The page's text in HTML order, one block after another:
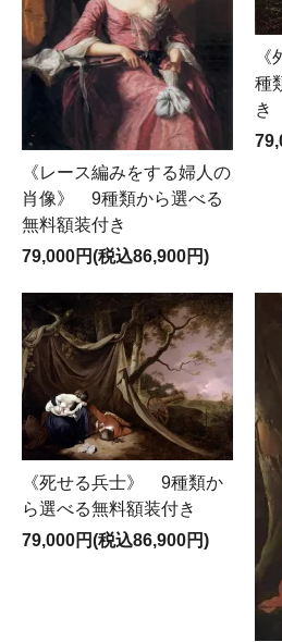
《レース編みをする婦人の
肖像》 9種類から選べる
無料額装付き
79,000円(税込86,900円)
種
き
《死せる兵士》 9種類か
ら選べる無料額装付き
79,000円(税込86,900円)